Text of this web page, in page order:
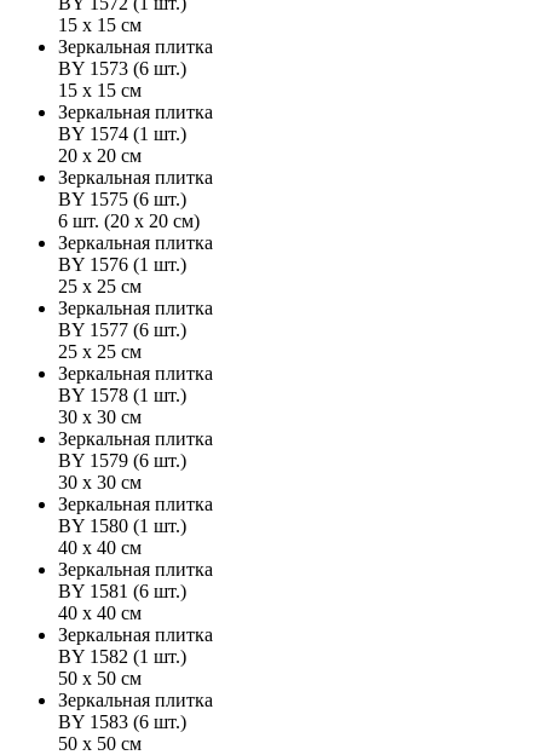
15 х 15 см
Зеркальная плитка
BY 1573 (6 шт.)
15 х 15 см
Зеркальная плитка
BY 1574 (1 шт.)
20 х 20 см
Зеркальная плитка
BY 1575 (6 шт.)
6 шт. (20 х 20 см)
Зеркальная плитка
BY 1576 (1 шт.)
25 х 25 см
Зеркальная плитка
BY 1577 (6 шт.)
25 х 25 см
Зеркальная плитка
BY 1578 (1 шт.)
30 х 30 см
Зеркальная плитка
BY 1579 (6 шт.)
30 х 30 см
Зеркальная плитка
BY 1580 (1 шт.)
40 х 40 см
Зеркальная плитка
BY 1581 (6 шт.)
40 х 40 см
Зеркальная плитка
BY 1582 (1 шт.)
50 х 50 см
Зеркальная плитка
BY 1583 (6 шт.)
50 х 50 см